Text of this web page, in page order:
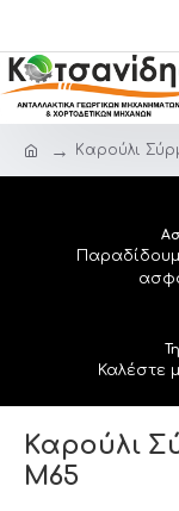
Kαρούλι
Καλέστε
Kαρούλι
M65